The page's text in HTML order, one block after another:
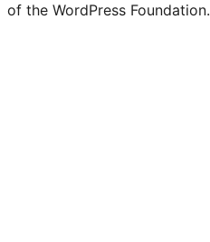
of the WordPress Foundation.